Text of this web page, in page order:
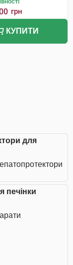
грн
КУПИТИ
для
печінки